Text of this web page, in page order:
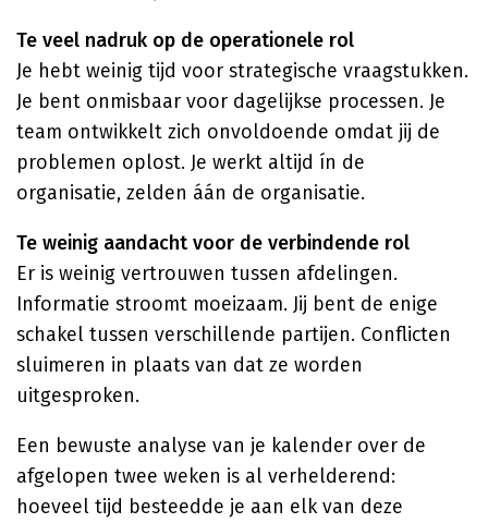
Te veel nadruk op de operationele rol
Je hebt weinig tijd voor strategische vraagstukken.
Je bent onmisbaar voor dagelijkse processen. Je
team ontwikkelt zich onvoldoende omdat jij de
problemen oplost. Je werkt altijd ín de
organisatie, zelden áán de organisatie.
Te weinig aandacht voor de verbindende rol
Er is weinig vertrouwen tussen afdelingen.
Informatie stroomt moeizaam. Jij bent de enige
schakel tussen verschillende partijen. Conflicten
sluimeren in plaats van dat ze worden
uitgesproken.
Een bewuste analyse van je kalender over de
afgelopen twee weken is al verhelderend:
hoeveel tijd besteedde je aan elk van deze